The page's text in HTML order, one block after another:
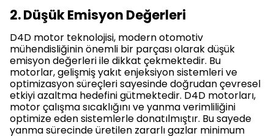
2. Düşük Emisyon Değerleri
D4D motor teknolojisi, modern otomotiv
mühendisliğinin önemli bir parçası olarak düşük
emisyon değerleri ile dikkat çekmektedir. Bu
motorlar, gelişmiş yakıt enjeksiyon sistemleri ve
optimizasyon süreçleri sayesinde doğrudan çevresel
etkiyi azaltma hedefini gütmektedir. D4D motorları,
motor çalışma sıcaklığını ve yanma verimliliğini
optimize eden sistemlerle donatılmıştır. Bu sayede
yanma sürecinde üretilen zararlı gazlar minimum